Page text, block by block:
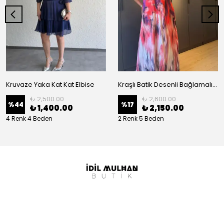
Kruvaze Yaka Kat Kat Elbise
%44
₺ 2,500.00
₺ 1,400.00
4 Renk 4 Beden
Kraşlı Batik Desenli Bağlamalı Elbise
%17
₺ 2,600.00
₺ 2,150.00
2 Renk 5 Beden